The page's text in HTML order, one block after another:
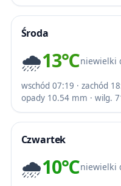
Środa
🌧️13℃niewielki
wschód 07:19 · zachód
opady 10.54 mm · wilg.
Czwartek
🌧️10℃niewielki